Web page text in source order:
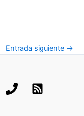
Entrada siguiente →